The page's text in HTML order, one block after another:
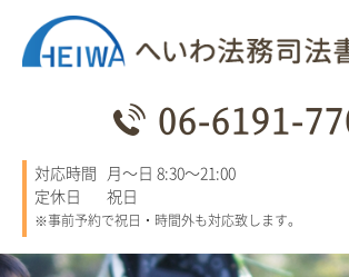
06-6191-
対応時間 月～日 8:30～21:00
定休日
祝日
※事前予約で祝日・時間外も対応致します。